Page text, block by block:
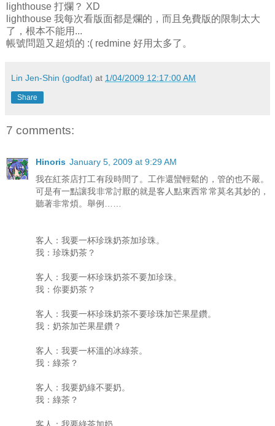
lighthouse 打爛？ XD
lighthouse 我每次看版面都是爛的，而且免費版的限制太大
了，根本不能用...
帳號問題又超煩的 :( redmine 好用太多了。
Lin Jen-Shin (godfat) at 1/04/2009 12:17:00 AM
Share
7 comments:
Hinoris January 5, 2009 at 9:29 AM
我在紅茶店打工有段時間了。工作還蠻輕鬆的，管的也不嚴。
可是有一點讓我非常討厭的就是客人點東西常常莫名其妙的，
聽著非常煩。舉例……
客人：我要一杯珍珠奶茶加珍珠。
我：珍珠奶茶？
客人：我要一杯珍珠奶茶不要加珍珠。
我：你要奶茶？
客人：我要一杯珍珠奶茶不要珍珠加芒果星鑽。
我：奶茶加芒果星鑽？
客人：我要一杯溫的冰綠茶。
我：綠茶？
客人：我要奶綠不要奶。
我：綠茶？